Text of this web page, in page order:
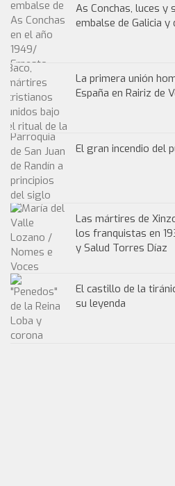
As Conchas, luces y
embalse de Galicia y
La primera unión
España en Rairiz de
El gran incendio del
Las mártires de
los franquistas en
y Salud Torres Díaz
El castillo de la
su leyenda